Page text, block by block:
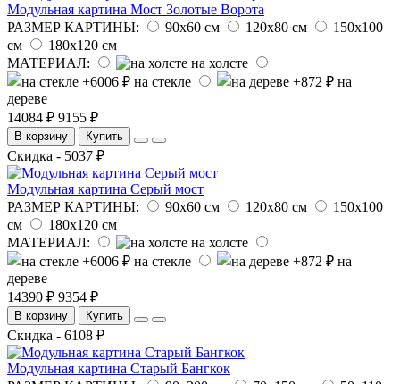
Модульная картина Мост Золотые Ворота
РАЗМЕР КАРТИНЫ:
90х60 см 120х80 см
150х100
см
180х120 см
МАТЕРИАЛ:
на холсте
на стекле
на
дереве
14084 ₽ 9155 ₽
В корзину Купить
Скидка - 5037 ₽
Модульная картина Серый мост
РАЗМЕР КАРТИНЫ:
90х60 см 120х80 см
150х100
см
180х120 см
МАТЕРИАЛ:
на холсте
на стекле
на
дереве
14390 ₽ 9354 ₽
В корзину Купить
Скидка - 6108 ₽
Модульная картина Старый Бангкок